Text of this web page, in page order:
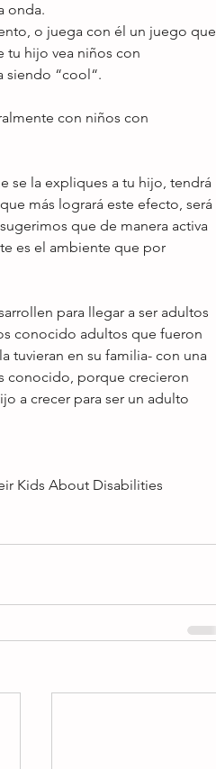
onda.
o juega con él un juego que
tu hijo vea niños con
siendo “cool“.
con niños con
se la expliques a tu hijo, tendrá
más logrará este efecto, será
que de manera activa
es el ambiente que por
para llegar a ser adultos
conocido adultos que fueron
tuvieran en su familia- con una
conocido, porque crecieron
a crecer para ser un adulto
Kids About Disabilities